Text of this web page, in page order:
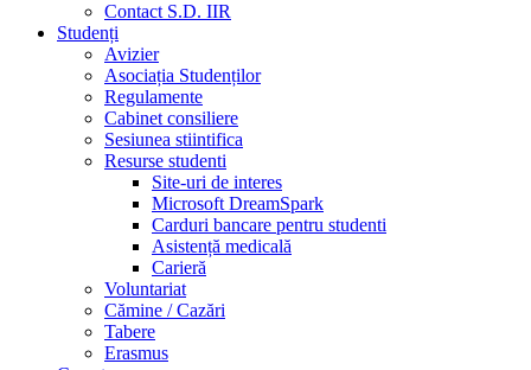
Contact S.D. IIR
Studenți
Avizier
Asociația Studenților
Regulamente
Cabinet consiliere
Sesiunea stiintifica
Resurse studenti
Site-uri de interes
Microsoft DreamSpark
Carduri bancare pentru studenti
Asistență medicală
Carieră
Voluntariat
Cămine / Cazări
Tabere
Erasmus